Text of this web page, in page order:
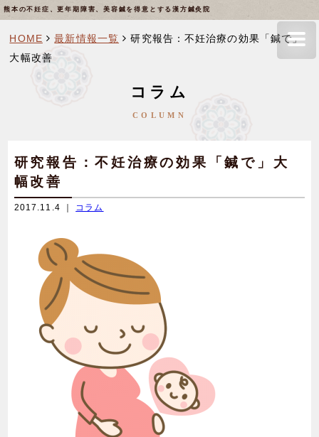
熊本の不妊症、更年期障害、美容鍼を得意とする漢方鍼灸院
HOME 最新情報一覧
研究報告：不妊治療の効果「鍼で」
大幅改善
コラム
COLUMN
研究報告：不妊治療の効果「鍼で」大
幅改善
2017.11.4 ｜ コラム